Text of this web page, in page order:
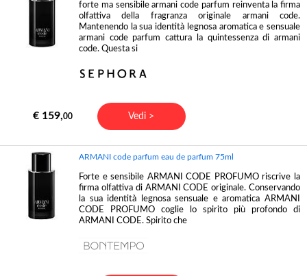
forte ma sensibile armani code parfum reinventa la firma
olfattiva della fragranza originale armani code.
Mantenendo la sua identità legnosa aromatica e sensuale
armani code parfum cattura la quintessenza di armani
code. Questa si
€ 159,00 Vedi >
ARMANI code parfum eau de parfum 75ml
Forte e sensibile ARMANI CODE PROFUMO riscrive la
firma olfattiva di ARMANI CODE originale. Conservando
la sua identità legnosa sensuale e aromatica ARMANI
CODE PROFUMO coglie lo spirito più profondo di
ARMANI CODE. Spirito che